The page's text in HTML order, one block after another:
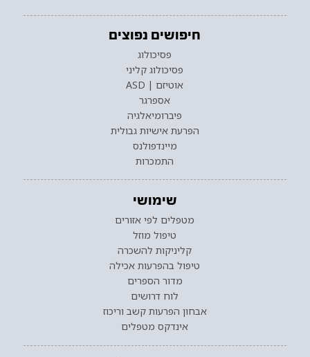
חיפושים נפוצים
פסיכולוג
פסיכולוג קליני
אוטיזם | ASD
אספרגר
פיברומיאלגיה
הפרעת אישיות גבולית
מיינדפולנס
התמכרות
שימושי
מטפלים לפי אזורים
טיפול מוזל
קליניקות להשכרה
טיפול בהפרעות אכילה
מדור הספרים
לוח דרושים
אבחון הפרעות קשב וריכוז
אינדקס מטפלים